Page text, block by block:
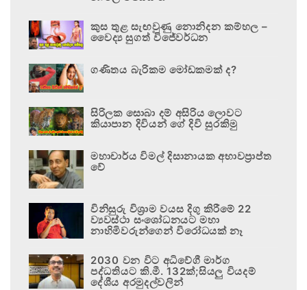
කුස තුළ සැඟවුණු නොනිදන කම්හල –
වෛද්‍ය සුගත් විජේවර්ධන
ගණිතය බැරිකම මෝඩකමක් ද?
සිරිලක සොබා දම් අසිරිය ලොවට
කියාපාන දිවියන් ගේ දිවි සුරකිමු
මහාචාර්ය විමල් දිසානායක අභාවප්‍රාප්ත
වේ
විනිසුරු විශ්‍රාම වයස දිගු කිරීමේ 22
ව්‍යවස්ථා සංශෝධනයට මහා
නාහිමිවරුන්ගෙන් විරෝධයක් නෑ
2030 වන විට අධිවේගී මාර්ග
පද්ධතියට කි.මී. 132ක්;සියලු වියදම්
දේශීය අරමුදල්වලින්